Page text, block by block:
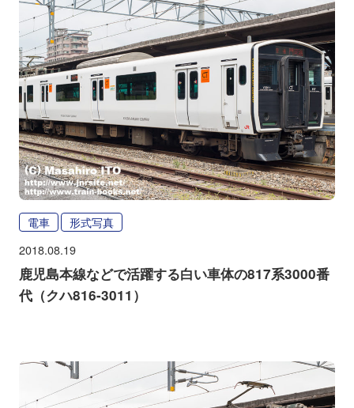
電車 形式写真
2018.08.19
鹿児島本線などで活躍する白い車体の817系3000番
代（クハ816-3011）